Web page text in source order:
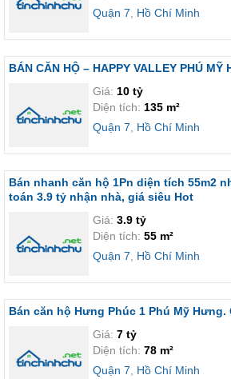
Quận 7
Hồ Chí Minh
BÁN CĂN HỘ – HAPPY VALLEY PHÚ MỸ
Giá: 10 tỷ
Diện tích: 135 m²
Quận 7
Hồ Chí Minh
Bán nhanh căn hộ 1Pn diện tích 55m2
toán 3.9 tỷ nhận nhà, giá siêu Hot
Giá: 3.9 tỷ
Diện tích: 55 m²
Quận 7
Hồ Chí Minh
Bán căn hộ Hưng Phúc 1 Phú Mỹ Hưng.
Giá: 7 tỷ
Diện tích: 78 m²
Quận 7
Hồ Chí Minh